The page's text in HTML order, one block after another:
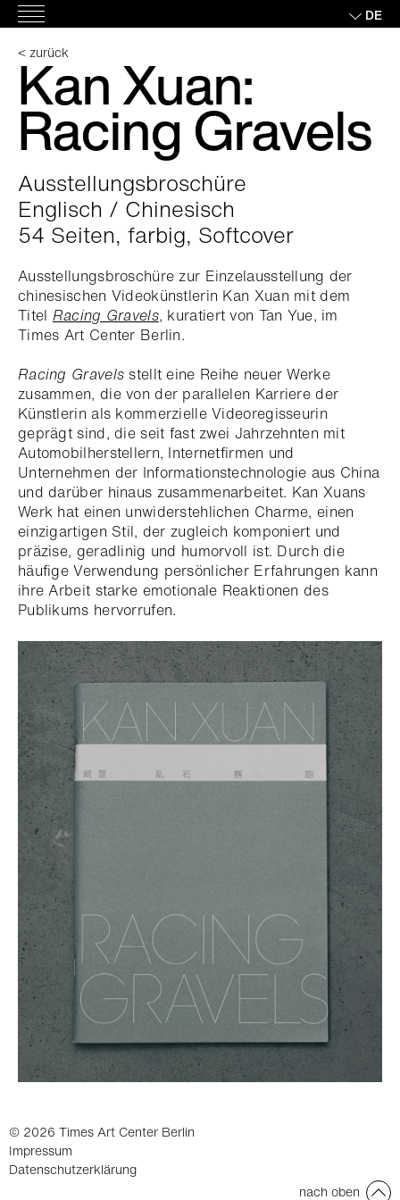
Skip
to
content
DE
< zurück
Kan Xuan:
Racing Gravels
Ausstellungsbroschüre
Englisch / Chinesisch
54 Seiten, farbig, Softcover
Ausstellungsbroschüre zur Einzelausstellung der
chinesischen Videokünstlerin Kan Xuan mit dem
Titel Racing Gravels, kuratiert von Tan Yue, im
Times Art Center Berlin.
Racing Gravels stellt eine Reihe neuer Werke
zusammen, die von der parallelen Karriere der
Künstlerin als kommerzielle Videoregisseurin
geprägt sind, die seit fast zwei Jahrzehnten mit
Automobilherstellern, Internetfirmen und
Unternehmen der Informationstechnologie aus China
und darüber hinaus zusammenarbeitet. Kan Xuans
Werk hat einen unwiderstehlichen Charme, einen
einzigartigen Stil, der zugleich komponiert und
präzise, geradlinig und humorvoll ist. Durch die
häufige Verwendung persönlicher Erfahrungen kann
ihre Arbeit starke emotionale Reaktionen des
Publikums hervorrufen.
© 2026 Times Art Center Berlin
Impressum
Datenschutzerklärung
nach oben